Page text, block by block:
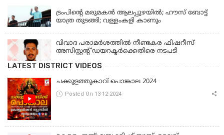
ട്രംപിന്റെ മരുമകന്‍ ആലപ്പുഴയില്‍; ഹൗസ് ബോട്ട്
യാത്ര തുടങ്ങി; വള്ളംകളി കാണും
വിവാദ പരാമര്‍ശത്തില്‍ നീണ്ടകര ഫിഷറീസ്
അസിസ്റ്റന്റ് ഡയറക്ടര്‍ക്കെതിരെ നടപടി
LATEST DISTRICT VIDEOS
ചക്കുളത്തുകാവ് പൊങ്കാല 2024
Posted On 13-12-2024